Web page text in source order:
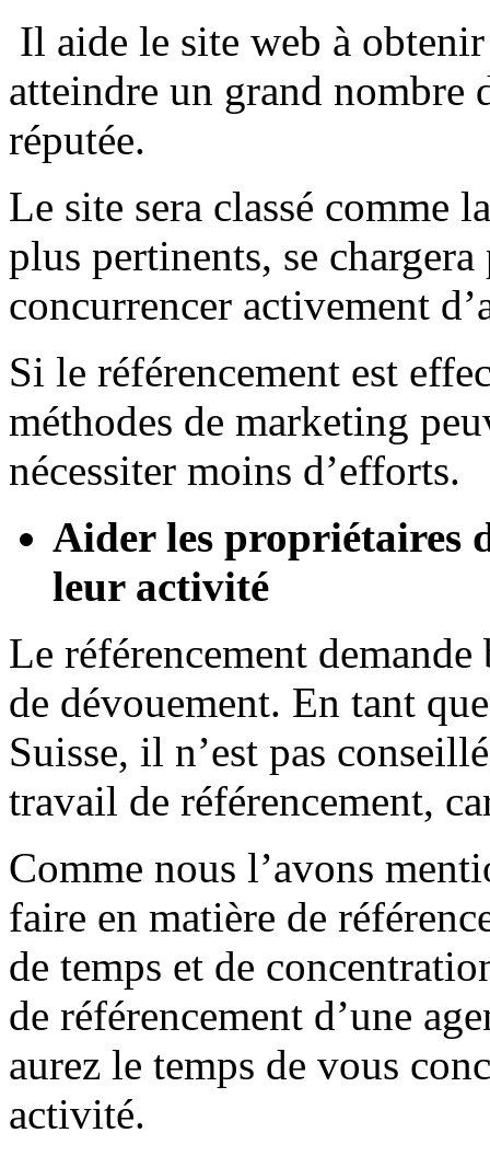
Il aide le site web à
atteindre un grand nombre
réputée.
Le site sera classé comme
plus pertinents, se
concurrencer activement
Si le référencement est
méthodes de marketing
nécessiter moins d’efforts.
Aider les propriétaires
leur activité
Le référencement demande
de dévouement. En tant
Suisse, il n’est pas
travail de référencement,
Comme nous l’avons
faire en matière de
de temps et de
de référencement d’une
aurez le temps de vous
activité.